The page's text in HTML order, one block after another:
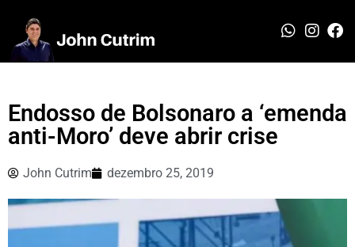
Endosso de Bolsonaro a ‘emenda
anti-Moro’ deve abrir crise
John Cutrim dezembro 25, 2019